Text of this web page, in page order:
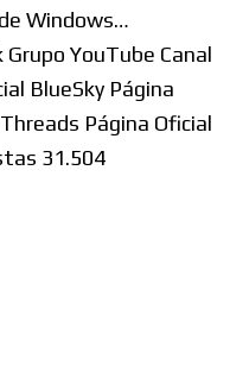
Windows…
YouTube Canal
BlueSky Página
Página Oficial
31.504